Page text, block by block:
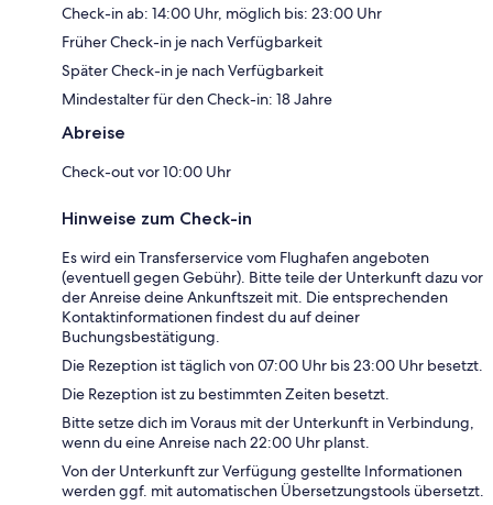
Check-in ab: 14:00 Uhr, möglich bis: 23:00 Uhr
Früher Check-in je nach Verfügbarkeit
Später Check-in je nach Verfügbarkeit
Mindestalter für den Check-in: 18 Jahre
Abreise
Check-out vor 10:00 Uhr
Hinweise zum Check-in
Es wird ein Transferservice vom Flughafen angeboten
(eventuell gegen Gebühr). Bitte teile der Unterkunft dazu vor
der Anreise deine Ankunftszeit mit. Die entsprechenden
Kontaktinformationen findest du auf deiner
Buchungsbestätigung.
Die Rezeption ist täglich von 07:00 Uhr bis 23:00 Uhr besetzt.
Die Rezeption ist zu bestimmten Zeiten besetzt.
Bitte setze dich im Voraus mit der Unterkunft in Verbindung,
wenn du eine Anreise nach 22:00 Uhr planst.
Von der Unterkunft zur Verfügung gestellte Informationen
werden ggf. mit automatischen Übersetzungstools übersetzt.